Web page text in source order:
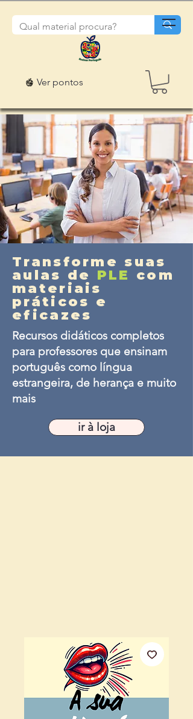
Ver pontos
Transforme suas
aulas de PLE com
materiais
práticos e
eficazes
Recursos didáticos completos
para professores que ensinam
português como língua
estrangeira, de herança e muito
mais
ir à loja